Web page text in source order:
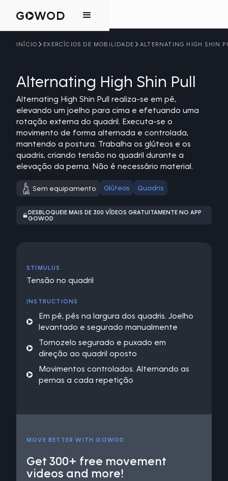
INÍCIO EXERCÍCIOS DE MOBILIDADE ALTERNATING HIGH SHIN
Alternating High Shin Pull
Alternating High Shin Pull realiza-se em pé,
elevando um joelho para cima e efetuando uma
rotação externa do quadril. Executa-se o
movimento de forma alternada e controlada,
mantendo a postura. Trabalha os glúteos e os
quadris, criando tensão no quadril durante a
elevação da perna. Não é necessário material.
Sem equipamento Glúteos Quadris
DESBLOQUEIE MAIS DE 300 VÍDEOS GRATUITAMENTE NO APP
GOWOD
STIMULUS
Tensão no quadril
INSTRUCTIONS
Em pé, pés na largura dos quadris. Joelho
levantado e segurado manualmente
Tornozelo segurado e puxado em
direção ao quadril oposto
Movimentos controlados. Alternando as
pernas a cada repetição
MOVE BETTER WITH GOWOD
Get 300+ free movement
videos and more!